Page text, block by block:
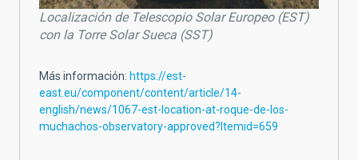
Localización de Telescopio Solar Europeo (EST)
con la Torre Solar Sueca (SST)
Más información: https://est-
east.eu/component/content/article/14-
english/news/1067-est-location-at-roque-de-los-
muchachos-observatory-approved?Itemid=659